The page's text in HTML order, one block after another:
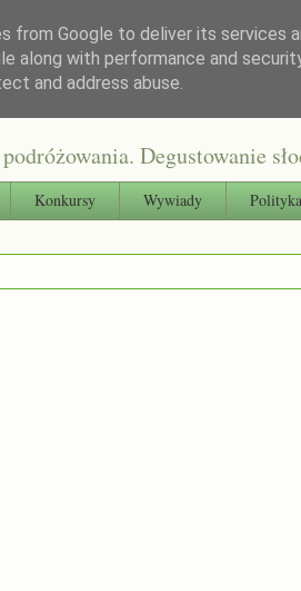
Degustowanie
Konkursy Wywiady
from Google to deliver its services
along with performance and
and address abuse.